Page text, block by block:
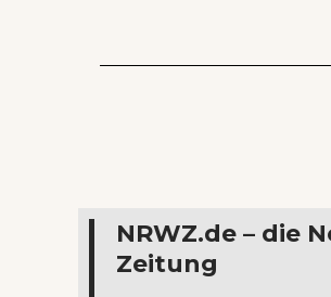
NRWZ.de – die
Zeitung